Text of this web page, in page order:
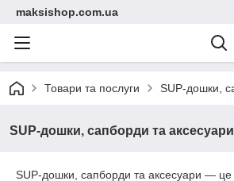
maksishop.com.ua
Товари та послуги SUP-дошки,
SUP-дошки, сапборди та аксесуари
SUP-дошки, сапборди та аксесуари — це